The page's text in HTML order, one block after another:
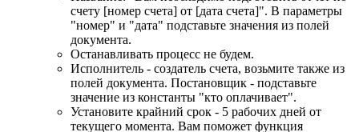
счету [номер счета] от [дата счета]". В параметры
"номер" и "дата" подставьте значения из полей
документа.
Останавливать процесс не будем.
Исполнитель - создатель счета, возьмите также из
полей документа. Постановщик - подставьте
значение из константы "кто оплачивает".
Установите крайний срок - 5 рабочих дней от
текущего момента. Вам поможет функция